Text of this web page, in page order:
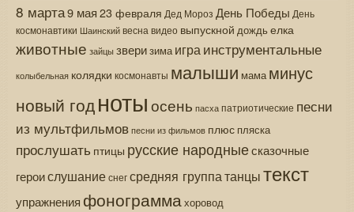
8 марта9 мая 23 февраля Дед Мороз День Победы День
космонавтики Шаинскийвесна видео выпускной дождь елка
животные зайцы зверизима играинструментальные
колыбельная колядки космонавты малыши мама минус
новый годнотыосень пасха патриотические песни
из мультфильмов песни из фильмов плюс пляска
прослушать птицы русские народныесказочные
героислушаниеснегсредняя группатанцытекст
упражнения фонограммахоровод